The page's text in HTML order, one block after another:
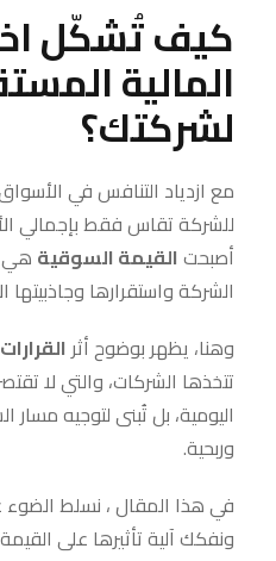
كيف تُشكّل
المالية
لشركتك؟
مع ازدياد التنافس في
للشركة تقاس فقط بإجمالي
أصبحت القيمة السوقية هي
الشركة واستقرارها وجاذبيتها
وهنا، يظهر بوضوح أثر
تتخذها الشركات، والتي لا
اليومية، بل تُبنى لتوجيه مسار
وربحية.
في هذا المقال ، نسلط الضوء
ونفكك آلية تأثيرها على